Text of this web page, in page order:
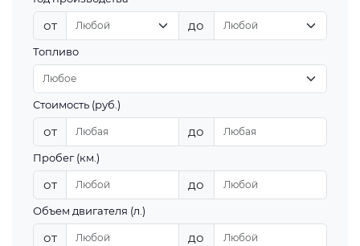
от до
Топливо
Стоимость (руб.)
от до
Пробег (км.)
от до
Объем двигателя (л.)
от до